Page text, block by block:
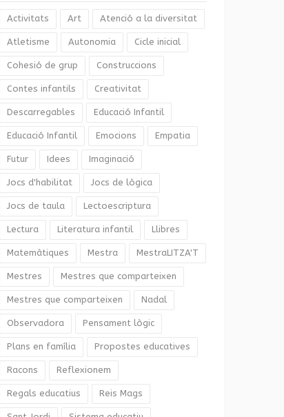
Activitats Art Atenció a la diversitat
Atletisme Autonomia Cicle inicial
Cohesió de grup Construccions
Contes infantils Creativitat
Descarregables Educació Infantil
Educació Infantil Emocions Empatia
Futur Idees Imaginació
Jocs d'habilitat Jocs de lògica
Jocs de taula Lectoescriptura
Lectura Literatura infantil Llibres
Matemàtiques Mestra MestraLITZA'T
Mestres Mestres que comparteixen
Mestres que comparteixen Nadal
Observadora Pensament lògic
Plans en família Propostes educatives
Racons Reflexionem
Regals educatius Reis Mags